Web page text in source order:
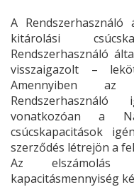
A
kitárolási
Rendszerhasználó
visszaigazolt –
Amennyiben az
vonatkozóan a
csúcskapacitások
szerződés létrejön a
Az elszámolás
kapacitásmennyiség